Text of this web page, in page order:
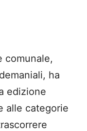
comunale,
ha
edizione
alle categorie